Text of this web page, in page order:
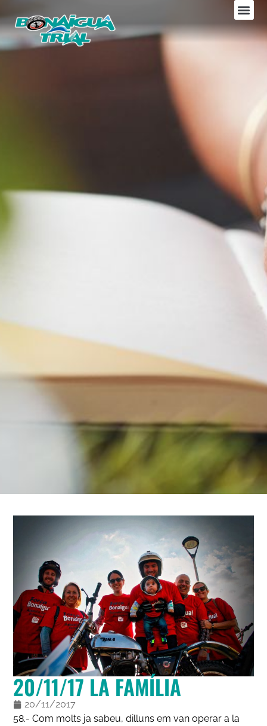
20/11/17 LA FAMÍLIA
20/11/2017
58.- Com molts ja sabeu, dilluns em van operar a la